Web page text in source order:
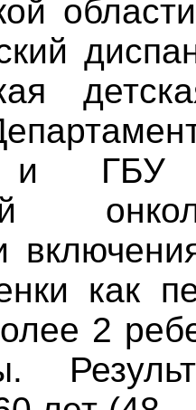
ГБУ
как
2